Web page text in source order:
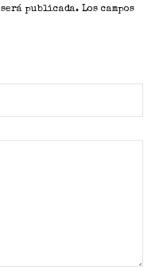
publicada. Los campos